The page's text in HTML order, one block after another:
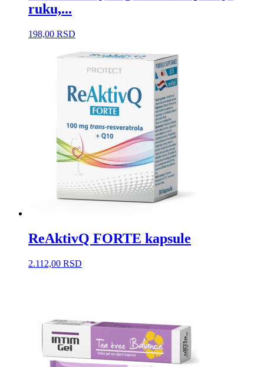
ruku,...
198,00 RSD
ReAktivQ FORTE kapsule
2.112,00 RSD